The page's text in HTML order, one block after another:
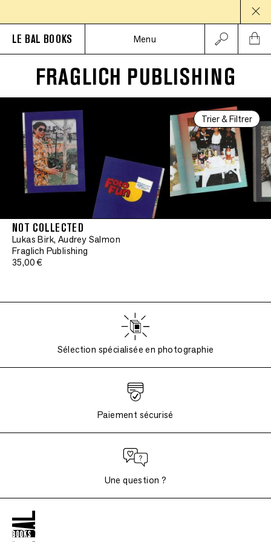
LE BAL BOOKS Menu
FRAGLICH PUBLISHING
Trier & Filtrer
NOT COLLECTED
Lukas Birk, Audrey Salmon
Fraglich Publishing
35,00 €
Sélection spécialisée en photographie
Paiement sécurisé
Une question ?